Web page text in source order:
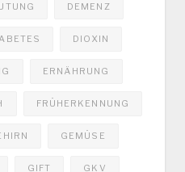
DEMENZ
DIOXIN
ERNÄHRUNG
FRÜHERKENNUNG
GEMÜSE
GIFT GKV